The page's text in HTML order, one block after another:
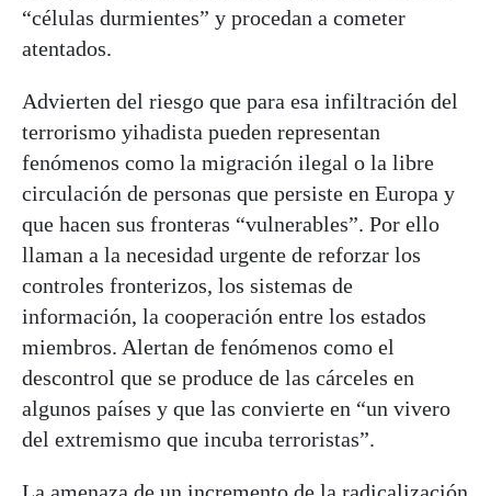
“células durmientes” y procedan a cometer
atentados.
Advierten del riesgo que para esa infiltración del
terrorismo yihadista pueden representan
fenómenos como la migración ilegal o la libre
circulación de personas que persiste en Europa y
que hacen sus fronteras “vulnerables”. Por ello
llaman a la necesidad urgente de reforzar los
controles fronterizos, los sistemas de
información, la cooperación entre los estados
miembros. Alertan de fenómenos como el
descontrol que se produce de las cárceles en
algunos países y que las convierte en “un vivero
del extremismo que incuba terroristas”.
La amenaza de un incremento de la radicalización